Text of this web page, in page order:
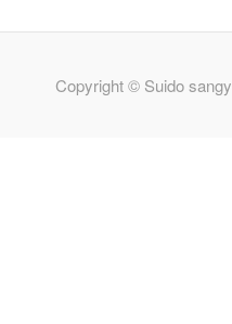
Copyright © Suido